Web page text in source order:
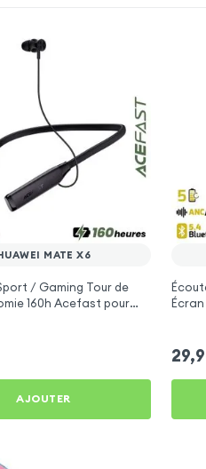
MATE X6
/ Gaming Tour de
160h Acefast pour
AJOUTER
Écran